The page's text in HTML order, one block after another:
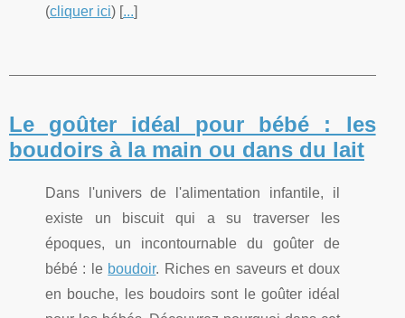
(cliquer ici) [...]
Le goûter idéal pour bébé : les
boudoirs à la main ou dans du lait
Dans l'univers de l'alimentation infantile, il
existe un biscuit qui a su traverser les
époques, un incontournable du goûter de
bébé : le boudoir. Riches en saveurs et doux
en bouche, les boudoirs sont le goûter idéal